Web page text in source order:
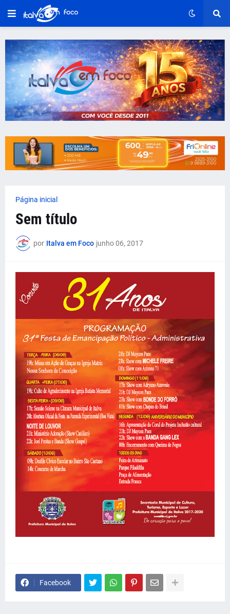
Página inicial
Sem título
por Italva em Foco junho 06, 2017
Facebook